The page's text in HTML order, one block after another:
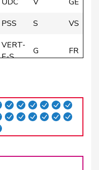
PSS S VS
VERT-
E-S
G FR
VERT-
E-S
G BE
PSS S
ZH
PSS S ZH